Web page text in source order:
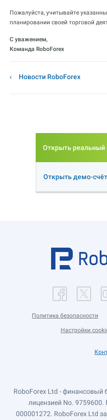
Пожалуйста, учитывайте
планировании своей торговой
С уважением,
Команда RoboForex
Новости RoboForex
Открыть реальный
Открыть демо-счёт
Политика безопасности
Настройки
RoboForex Ltd - финансовый
лицензией No.
000001272. RoboForex Ltd